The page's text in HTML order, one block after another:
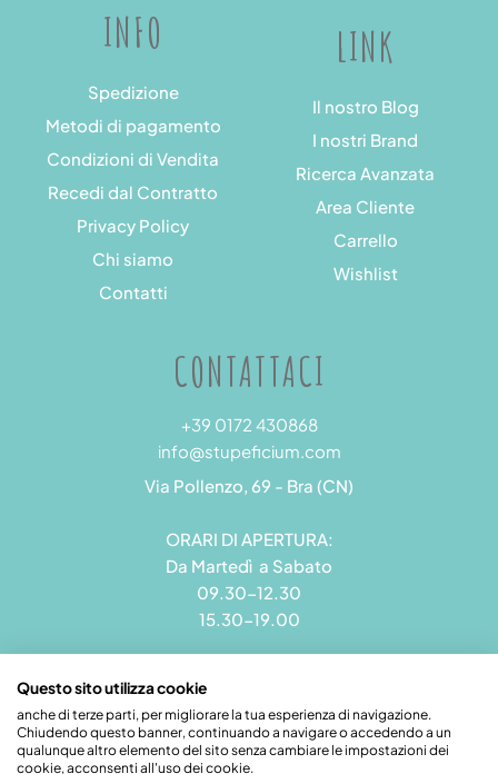
INFO
Spedizione
Metodi di pagamento
Condizioni di Vendita
Recedi dal Contratto
Privacy Policy
Chi siamo
Contatti
LINK
Il nostro Blog
I nostri Brand
Ricerca Avanzata
Area Cliente
Carrello
Wishlist
CONTATTACI
+39 0172 430868
info@stupeficium.com
Via Pollenzo, 69 - Bra (CN)
ORARI DI APERTURA:
Da Martedì a Sabato
09.30-12.30
15.30-19.00
Stupeficium di Carena Diego | Rea CN - 265823 | P.I.
09492550018 | Pec: grandamodel@pec.it
Questo sito utilizza cookie
anche di terze parti, per migliorare la tua esperienza di navigazione.
Chiudendo questo banner, continuando a navigare o accedendo a un
qualunque altro elemento del sito senza cambiare le impostazioni dei
cookie, acconsenti all'uso dei cookie.